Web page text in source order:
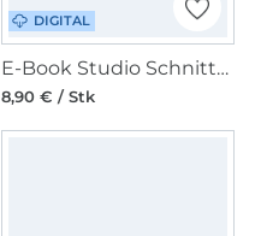
DIGITAL
E-Book Studio Schnittreif Frau Jula Jumpsuit
8,90 € / Stk